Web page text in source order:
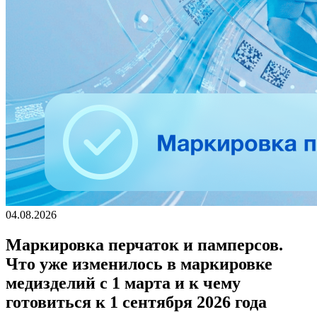
04.08.2026
Маркировка перчаток и памперсов.
Что уже изменилось в маркировке
медизделий с 1 марта и к чему
готовиться к 1 сентября 2026 года